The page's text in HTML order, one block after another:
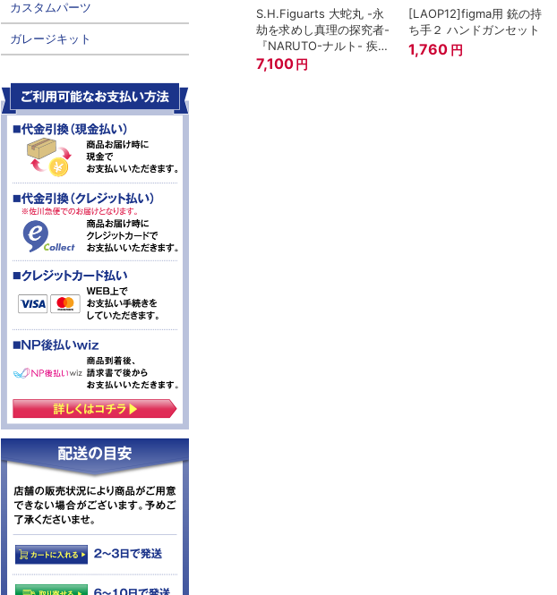
S.H.Figuarts 大蛇丸 -永
劫を求めし真理の探究者-
『NARUTO-ナルト- 疾風
伝』
7,100 円
[LAOP12]figma用 銃の持
ち手２ ハンドガンセット
1,760 円
カスタムパーツ
ガレージキット